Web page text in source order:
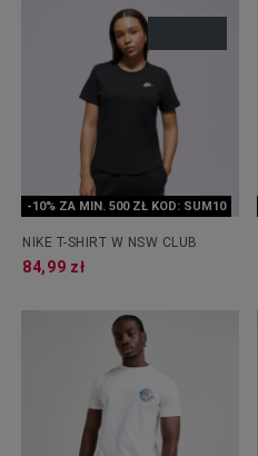
-10% ZA MIN. 500 ZŁ KOD: SUM10
NIKE T-SHIRT W NSW CLUB
84,99 zł